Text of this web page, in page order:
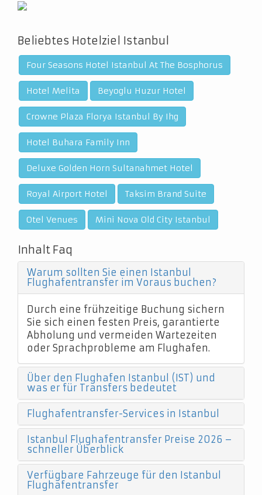
Beliebtes Hotelziel Istanbul
Four Seasons Hotel Istanbul At The Bosphorus
Hotel Melita Beyoglu Huzur Hotel
Crowne Plaza Florya Istanbul By Ihg
Hotel Buhara Family Inn
Deluxe Golden Horn Sultanahmet Hotel
Royal Airport Hotel Taksim Brand Suite
Otel Venues Mini Nova Old City Istanbul
Inhalt Faq
Warum sollten Sie einen Istanbul
Flughafentransfer im Voraus buchen?
Durch eine frühzeitige Buchung sichern
Sie sich einen festen Preis, garantierte
Abholung und vermeiden Wartezeiten
oder Sprachprobleme am Flughafen.
Über den Flughafen Istanbul (IST) und
was er für Transfers bedeutet
Flughafentransfer-Services in Istanbul
Istanbul Flughafentransfer Preise 2026 –
schneller Überblick
Verfügbare Fahrzeuge für den Istanbul
Flughafentransfer